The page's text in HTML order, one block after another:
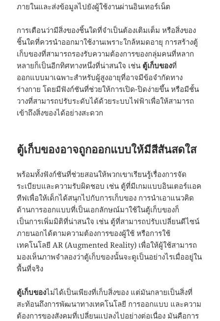
ภายในและส่งข้อมูลไปยังผู้ใช้งานผ่านอินเทอร์เน็ต
การเตือนว่ามีสิ่งของชิ้นใดที่จำเป็นต้องเติมเต็ม หรือสิ่งของ
ชิ้นใดที่ควรนำออกมาใช้งานเพราะใกล้หมดอายุ การสร้างตู้
เก็บของที่สามารถรองรับความต้องการของกลุ่มคนที่หลาก
หลายก็เป็นอีกทิศทางหนึ่งที่น่าสนใจ เช่น ตู้เก็บของที่
ออกแบบมาเฉพาะสำหรับผู้สูงอายุที่อาจมีข้อจำกัดทาง
ร่างกาย โดยมีฟังก์ชันที่ช่วยให้การเปิด-ปิดง่ายขึ้น หรือมีชั้น
วางที่สามารถปรับระดับได้ด้วยระบบไฟฟ้าเพื่อให้สามารถ
เข้าถึงสิ่งของได้อย่างสะดวก
ตู้เก็บของอาจถูกออกแบบให้มีสีสันสดใส
พร้อมทั้งฟังก์ชันที่ช่วยสอนให้พวกเขาเรียนรู้เรื่องการจัด
ระเบียบและความรับผิดชอบ เช่น ตู้ที่มีเกมแบบอินเตอร์แอค
ทีฟเพื่อให้เด็กได้สนุกไปกับการเก็บของ การนำเอาแนวคิด
ด้านการออกแบบที่เป็นเอกลักษณ์มาใช้ในตู้เก็บของก็
เป็นการเพิ่มมิติที่น่าสนใจ เช่น ตู้ที่สามารถปรับเปลี่ยนดีไซน์
ภายนอกได้ตามความต้องการของผู้ใช้ หรือการใช้
เทคโนโลยี AR (Augmented Reality) เพื่อให้ผู้ใช้สามารถ
มองเห็นภาพจำลองว่าตู้เก็บของนั้นจะดูเป็นอย่างไรเมื่ออยู่ใน
พื้นที่จริง
ตู้เก็บของไม่ได้เป็นเพียงที่เก็บสิ่งของ แต่มันกลายเป็นสิ่งที่
สะท้อนถึงการพัฒนาทางเทคโนโลยี การออกแบบ และความ
ต้องการของสังคมที่เปลี่ยนแปลงไปอย่างต่อเนื่อง มันคือการ